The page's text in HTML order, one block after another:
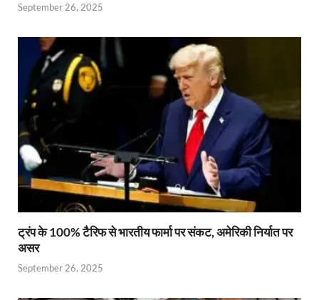
September 26, 2025
ट्रंप के 100% टैरिफ से भारतीय फार्मा पर संकट, अमेरिकी निर्यात पर
असर
September 26, 2025